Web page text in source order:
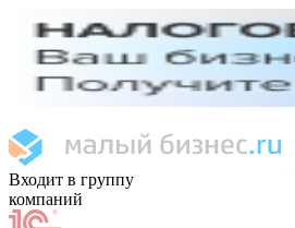
Входит в группу
компаний